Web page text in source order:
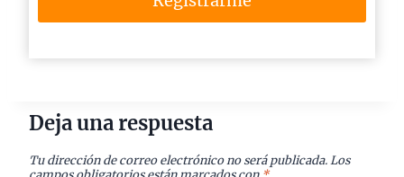
Deja una respuesta
Tu dirección de correo electrónico no será publicada. Los